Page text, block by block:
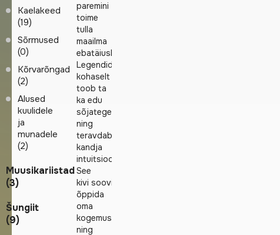
paremini
toime
tulla
maailma
ebatäiuslikkusega.
Legendide
kohaselt
toob ta
ka edu
sõjategevuses
ning
teravdab
kandja
intuitsiooni.
See
kivi soovitab
õppida
oma
kogemustest
ning
Kaelakeed
(19)
Sõrmused
(0)
Kõrvarõngad
(2)
Alused
kuulidele
ja
munadele
(2)
Muusikariistad
(3)
Šungiit
(9)